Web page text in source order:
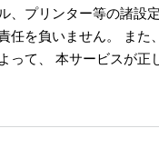
、プリンター等の諸
任を負いません。 ま
て、 本サービスが